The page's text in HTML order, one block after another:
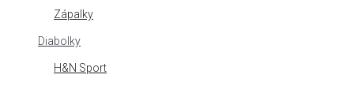
Zápalky
Diabolky
H&N Sport